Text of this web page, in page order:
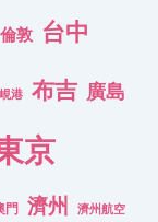
倫敦 台中
峴港 布吉 廣島
京
門 濟州 濟州航空